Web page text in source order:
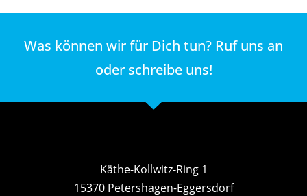
Was können wir für Dich tun? Ruf uns an
oder schreibe uns!
Käthe-Kollwitz-Ring 1
15370 Petershagen-Eggersdorf